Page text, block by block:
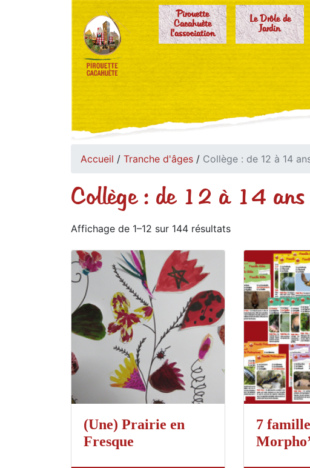
Pirouette
Cacahuète
l'association
Le Drôle de
Jardin
Accueil / Tranche d'âges / Collège : de 12 à 14
Collège : de 12 à 14 ans
Affichage de 1–12 sur 144 résultats
(Une) Prairie en
Fresque
7